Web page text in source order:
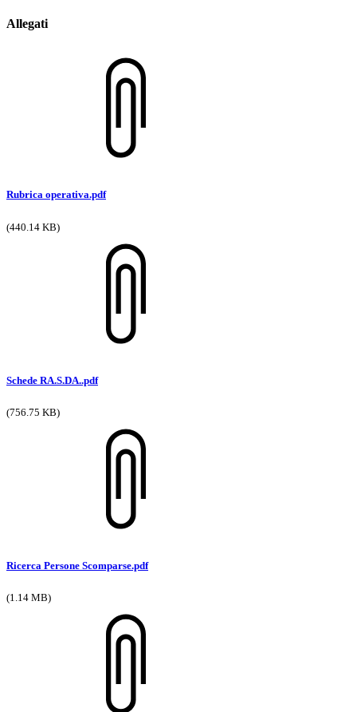
Allegati
Rubrica operativa.pdf
(440.14 KB)
Schede RA.S.DA..pdf
(756.75 KB)
Ricerca Persone Scomparse.pdf
(1.14 MB)